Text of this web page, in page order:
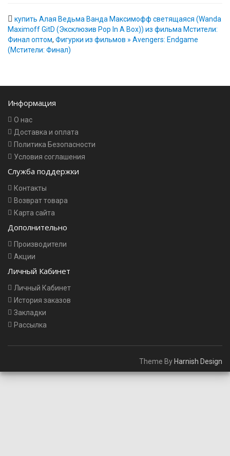
купить Алая Ведьма Ванда Максимофф светящаяся (Wanda
Maximoff GitD (Эксклюзив Pop In A Box)) из фильма Мстители:
Финал оптом, Фигурки из фильмов » Avengers: Endgame
(Мстители: Финал)
Информация
О нас
Доставка и оплата
Политика Безопасности
Условия соглашения
Служба поддержки
Контакты
Возврат товара
Карта сайта
Дополнительно
Производители
Акции
Личный Кабинет
Личный Кабинет
История заказов
Закладки
Рассылка
Theme By Harnish Design